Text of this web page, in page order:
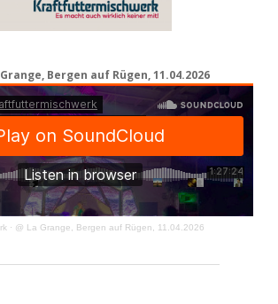
Bergen auf Rügen, 11.04.2026
· @ La Grange, Bergen auf Rügen, 11.04.2026